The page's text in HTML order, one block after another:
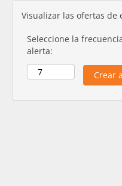
Visualizar las ofertas de
Seleccione la
alerta: